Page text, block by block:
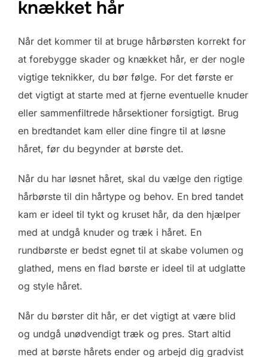
knækket hår
Når det kommer til at bruge hårbørsten korrekt for
at forebygge skader og knækket hår, er der nogle
vigtige teknikker, du bør følge. For det første er
det vigtigt at starte med at fjerne eventuelle knuder
eller sammenfiltrede hårsektioner forsigtigt. Brug
en bredtandet kam eller dine fingre til at løsne
håret, før du begynder at børste det.
Når du har løsnet håret, skal du vælge den rigtige
hårbørste til din hårtype og behov. En bred tandet
kam er ideel til tykt og kruset hår, da den hjælper
med at undgå knuder og træk i håret. En
rundbørste er bedst egnet til at skabe volumen og
glathed, mens en flad børste er ideel til at udglatte
og style håret.
Når du børster dit hår, er det vigtigt at være blid
og undgå unødvendigt træk og pres. Start altid
med at børste hårets ender og arbejd dig gradvist